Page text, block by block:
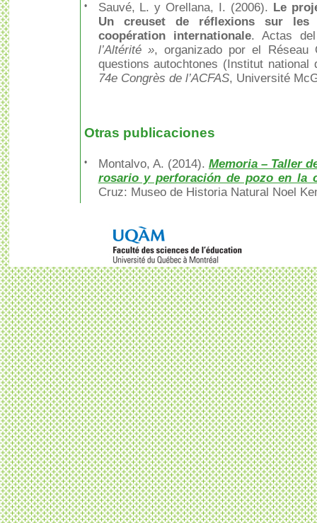
• Sauvé, L. y Orellana, I. (2006). Le
Un creuset de réflexions sur
coopération internationale. Actas del
l’Altérité », organizado por el Réseau
questions autochtones (Institut
74e Congrès de l’ACFAS, Université
Otras publicaciones
• Montalvo, A. (2014). Memoria – Taller
rosario y perforación de pozo en la
Cruz: Museo de Historia Natural Noel